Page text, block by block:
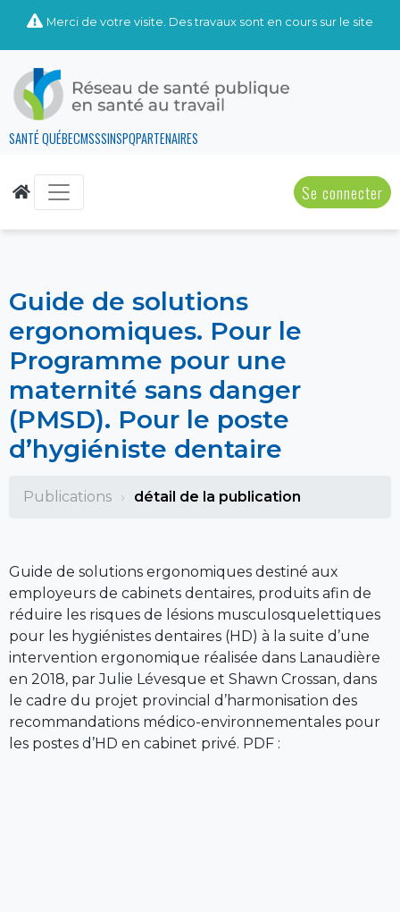
Merci de votre visite. Des travaux sont en cours sur le site
SANTÉ QUÉBECMSSSINSPQPARTENAIRES
Se connecter
Guide de solutions
ergonomiques. Pour le
Programme pour une
maternité sans danger
(PMSD). Pour le poste
d’hygiéniste dentaire
Publications détail de la publication
Guide de solutions ergonomiques destiné aux
employeurs de cabinets dentaires, produits afin de
réduire les risques de lésions musculosquelettiques
pour les hygiénistes dentaires (HD) à la suite d’une
intervention ergonomique réalisée dans Lanaudière
en 2018, par Julie Lévesque et Shawn Crossan, dans
le cadre du projet provincial d’harmonisation des
recommandations médico-environnementales pour
les postes d’HD en cabinet privé. PDF :